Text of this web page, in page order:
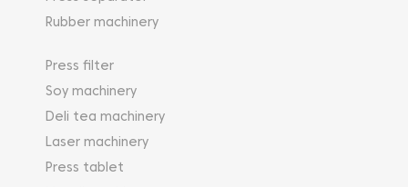
Rubber machinery
Press filter
Soy machinery
Deli tea machinery
Laser machinery
Press tablet